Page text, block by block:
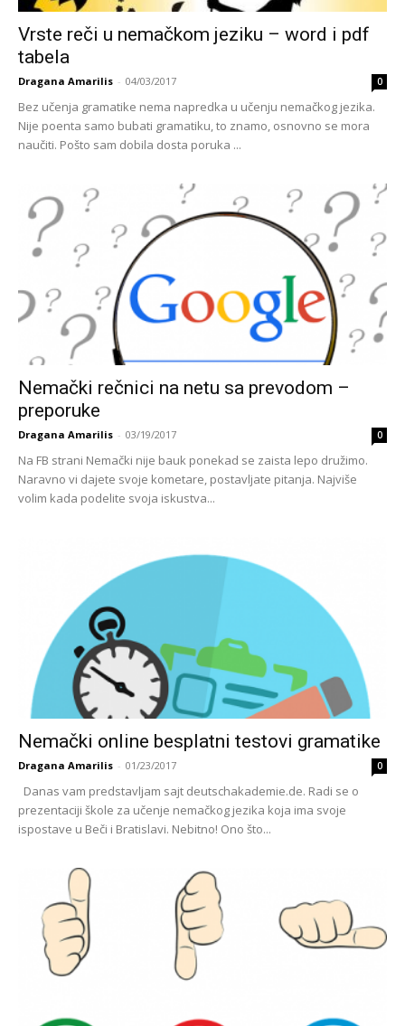
Vrste reči u nemačkom jeziku – word i pdf
tabela
Dragana Amarilis - 04/03/2017 0
Bez učenja gramatike nema napredka u učenju nemačkog jezika.
Nije poenta samo bubati gramatiku, to znamo, osnovno se mora
naučiti. Pošto sam dobila dosta poruka ...
Nemački rečnici na netu sa prevodom –
preporuke
Dragana Amarilis - 03/19/2017 0
Na FB strani Nemački nije bauk ponekad se zaista lepo družimo.
Naravno vi dajete svoje kometare, postavljate pitanja. Najviše
volim kada podelite svoja iskustva...
Nemački online besplatni testovi gramatike
Dragana Amarilis - 01/23/2017 0
Danas vam predstavljam sajt deutschakademie.de. Radi se o
prezentaciji škole za učenje nemačkog jezika koja ima svoje
ispostave u Beči i Bratislavi. Nebitno! Ono što...